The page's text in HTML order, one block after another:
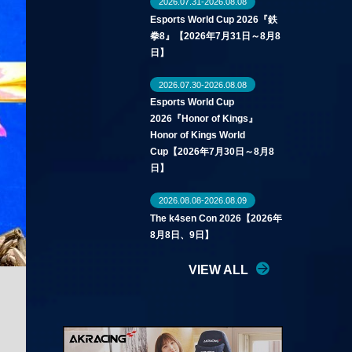
Esports World Cup 2026『鉄
拳8』【2026年7月31日～8月8
日】
2026.07.30-2026.08.08
Esports World Cup
2026『Honor of Kings』
Honor of Kings World
Cup【2026年7月30日～8月8
日】
2026.08.08-2026.08.09
The k4sen Con 2026【2026年
8月8日、9日】
VIEW ALL